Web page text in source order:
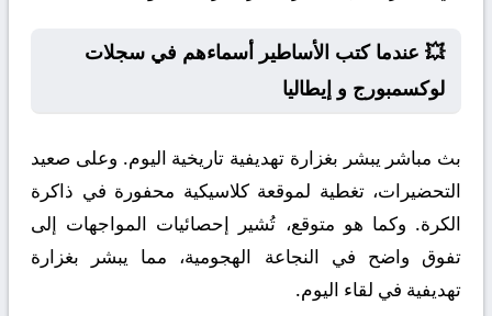
💥 عندما كتب الأساطير أسماءهم في سجلات
لوكسمبورج و إيطاليا
بث مباشر يبشر بغزارة تهديفية تاريخية اليوم. وعلى صعيد
التحضيرات، تغطية لموقعة كلاسيكية محفورة في ذاكرة
الكرة. وكما هو متوقع، تُشير إحصائيات المواجهات إلى
تفوق واضح في النجاعة الهجومية، مما يبشر بغزارة
تهديفية في لقاء اليوم.